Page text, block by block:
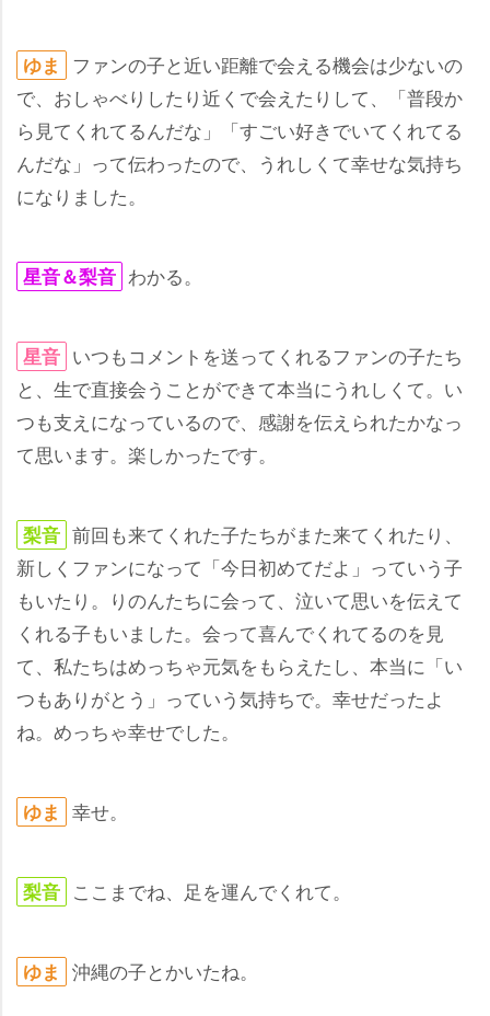
ゆま
ファンの子と近い距離で会える機会は少ないの
で、おしゃべりしたり近くで会えたりして、「普段か
ら見てくれてるんだな」「すごい好きでいてくれてる
んだな」って伝わったので、うれしくて幸せな気持ち
になりました。
星音＆梨音 わかる。
星音 いつもコメントを送ってくれるファンの子たち
と、生で直接会うことができて本当にうれしくて。い
つも支えになっているので、感謝を伝えられたかなっ
て思います。楽しかったです。
梨音 前回も来てくれた子たちがまた来てくれたり、
新しくファンになって「今日初めてだよ」っていう子
もいたり。りのんたちに会って、泣いて思いを伝えて
くれる子もいました。会って喜んでくれてるのを見
て、私たちはめっちゃ元気をもらえたし、本当に「い
つもありがとう」っていう気持ちで。幸せだったよ
ね。めっちゃ幸せでした。
ゆま 幸せ。
梨音 ここまでね、足を運んでくれて。
ゆま 沖縄の子とかいたね。